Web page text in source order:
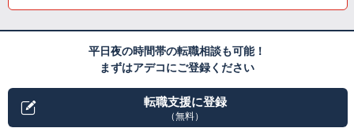
平日夜の時間帯の転職相談も可能！
まずはアデコにご登録ください
転職支援に登録
（無料）